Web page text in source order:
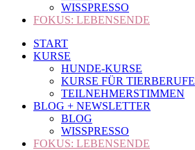
WISSPRESSO
FOKUS: LEBENSENDE
START
KURSE
HUNDE-KURSE
KURSE FÜR TIERBERUFE
TEILNEHMERSTIMMEN
BLOG + NEWSLETTER
BLOG
WISSPRESSO
FOKUS: LEBENSENDE